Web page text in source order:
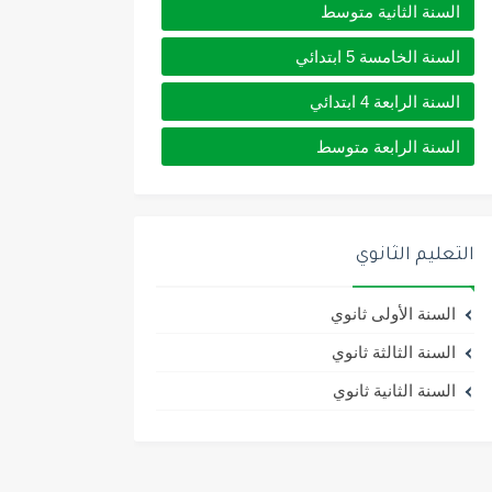
السنة الثانية متوسط
السنة الخامسة 5 ابتدائي
السنة الرابعة 4 ابتدائي
السنة الرابعة متوسط
التعليم الثانوي
السنة الأولى ثانوي
السنة الثالثة ثانوي
السنة الثانية ثانوي